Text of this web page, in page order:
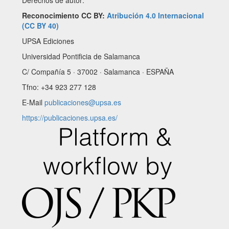
Reconocimiento CC BY: Atribución 4.0 Internacional
(CC BY 40)
UPSA Ediciones
Universidad Pontificia de Salamanca
C/ Compañía 5 · 37002 · Salamanca · ESPAÑA
Tfno: +34 923 277 128
E-Mail publicaciones@upsa.es
https://publicaciones.upsa.es/